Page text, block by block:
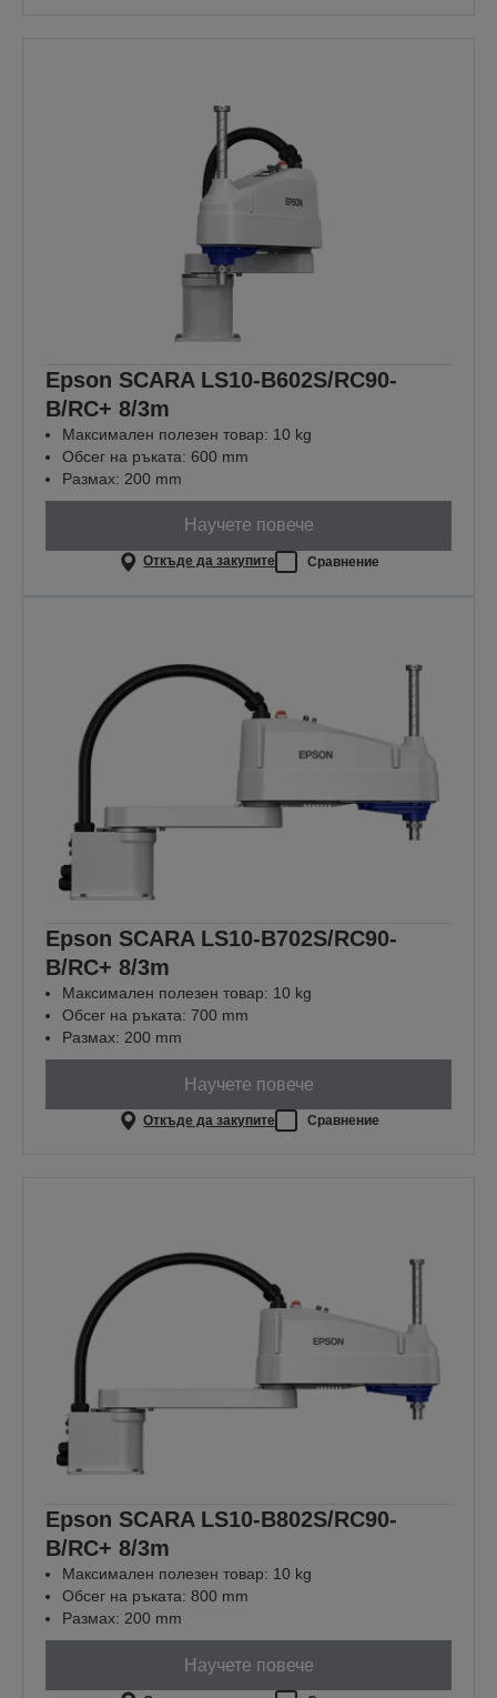
Epson SCARA LS10-B602S/RC90-
B/RC+ 8/3m
Максимален полезен товар: 10 kg
Обсег на ръката: 600 mm
Размах: 200 mm
Научете повече
Откъде да закупите Сравнение
Epson SCARA LS10-B702S/RC90-
B/RC+ 8/3m
Максимален полезен товар: 10 kg
Обсег на ръката: 700 mm
Размах: 200 mm
Научете повече
Откъде да закупите Сравнение
Epson SCARA LS10-B802S/RC90-
B/RC+ 8/3m
Максимален полезен товар: 10 kg
Обсег на ръката: 800 mm
Размах: 200 mm
Научете повече